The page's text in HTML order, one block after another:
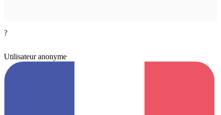
?
Utilisateur anonyme